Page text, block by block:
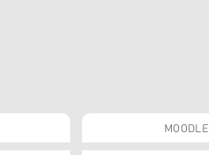
MOODLE